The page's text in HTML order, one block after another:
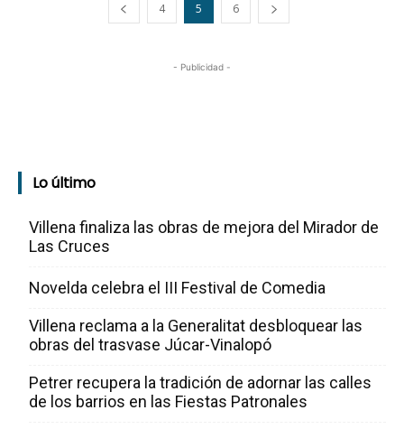
4 5 6
- Publicidad -
Lo último
Villena finaliza las obras de mejora del Mirador de
Las Cruces
Novelda celebra el III Festival de Comedia
Villena reclama a la Generalitat desbloquear las
obras del trasvase Júcar-Vinalopó
Petrer recupera la tradición de adornar las calles
de los barrios en las Fiestas Patronales